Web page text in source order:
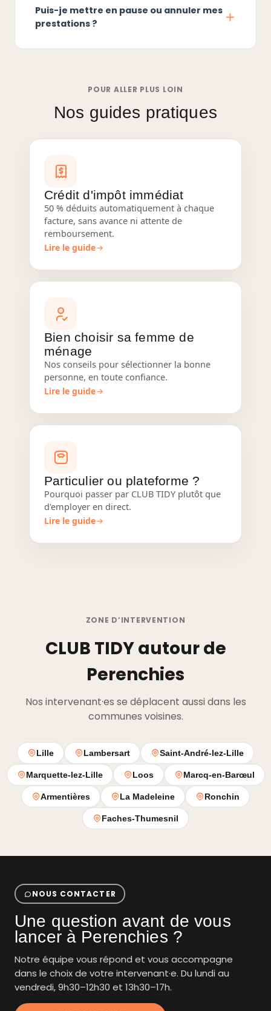
Puis-je mettre en pause ou annuler mes
prestations ?
POUR ALLER PLUS LOIN
Nos guides pratiques
Crédit d'impôt immédiat
50 % déduits automatiquement à chaque
facture, sans avance ni attente de
remboursement.
Lire le guide
Bien choisir sa femme de
ménage
Nos conseils pour sélectionner la bonne
personne, en toute confiance.
Lire le guide
Particulier ou plateforme ?
Pourquoi passer par CLUB TIDY plutôt que
d'employer en direct.
Lire le guide
ZONE D’INTERVENTION
CLUB TIDY autour de
Perenchies
Nos intervenant·es se déplacent aussi dans les
communes voisines.
Lille Lambersart Saint-André-lez-Lille
Marquette-lez-Lille Loos Marcq-en-Barœul
Armentières La Madeleine Ronchin
Faches-Thumesnil
NOUS CONTACTER
Une question avant de vous
lancer à Perenchies ?
Notre équipe vous répond et vous accompagne
dans le choix de votre intervenant·e. Du lundi au
vendredi, 9h30–12h30 et 13h30–17h.